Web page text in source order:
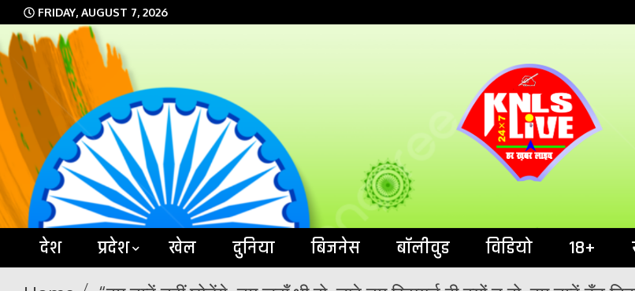
Skip
to
content
FRIDAY, AUGUST 7, 2026
देश प्रदेश खेल दुनिया बिजनेस बॉलीवुड विडियो 18+